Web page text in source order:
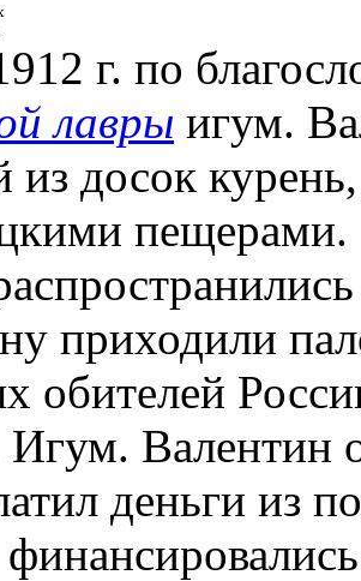
г. по
лавры игум.
из досок
приходили
обителей
Валентин
деньги из